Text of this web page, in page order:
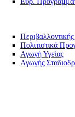
Πολιτιστικά
Αγωγή Υγείας
Αγωγής